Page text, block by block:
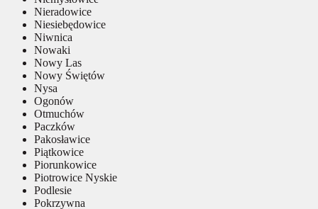
Nieradowice
Niesiebędowice
Niwnica
Nowaki
Nowy Las
Nowy Świętów
Nysa
Ogonów
Otmuchów
Paczków
Pakosławice
Piątkowice
Piorunkowice
Piotrowice Nyskie
Podlesie
Pokrzywna